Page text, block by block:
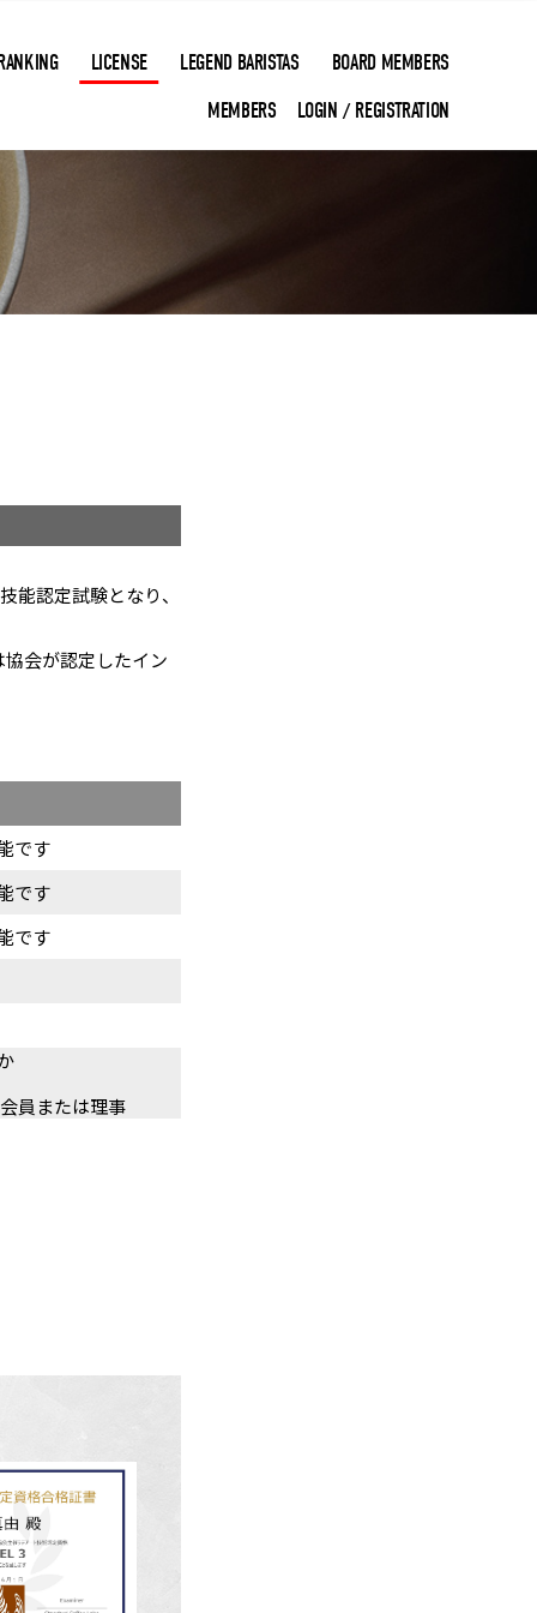
LICENSE LEGEND BARISTAS
BOARD MEMBERS
MEMBERS
LOGIN REGISTRATION
能認定試験となり、
会が認定したイン
です
です
です
員または理事